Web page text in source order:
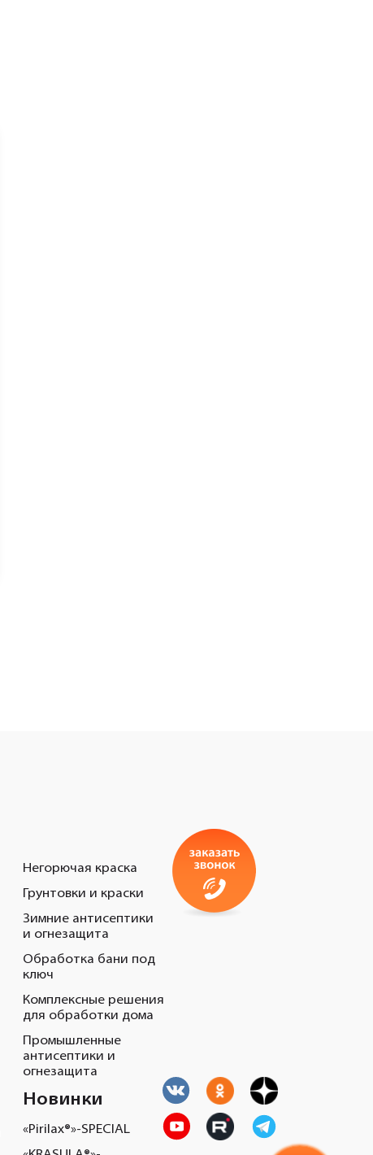
Негорючая краска
Грунтовки и краски
Зимние антисептики
и огнезащита
Обработка бани под
ключ
Комплексные решения
для обработки дома
Промышленные
антисептики и
огнезащита
Новинки
«Pirilax®»-SPECIAL